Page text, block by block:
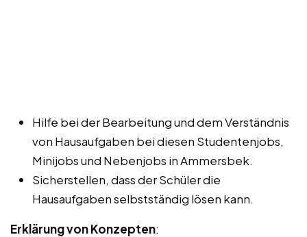
Hilfe bei der Bearbeitung und dem Verständnis
von Hausaufgaben bei diesen Studentenjobs,
Minijobs und Nebenjobs in Ammersbek.
Sicherstellen, dass der Schüler die
Hausaufgaben selbstständig lösen kann.
Erklärung von Konzepten: